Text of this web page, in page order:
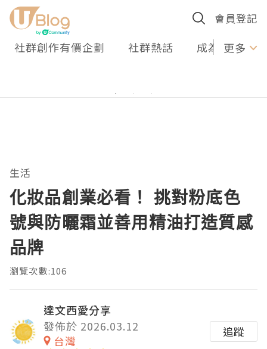
會員登記
社群創作有價企劃 社群熱話 成為U更多
生活
化妝品創業必看！ 挑對粉底色
號與防曬霜並善用精油打造質感
品牌
瀏覽次數:106
達文西愛分享
發佈於 2026.03.12
台灣
追蹤